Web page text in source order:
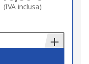
(IVA inclusa)